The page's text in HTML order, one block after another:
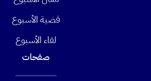
قضية الأسبوع
لقاء الأسبوع
صفحات